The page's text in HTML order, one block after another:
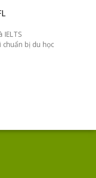
IELTS
bị du học